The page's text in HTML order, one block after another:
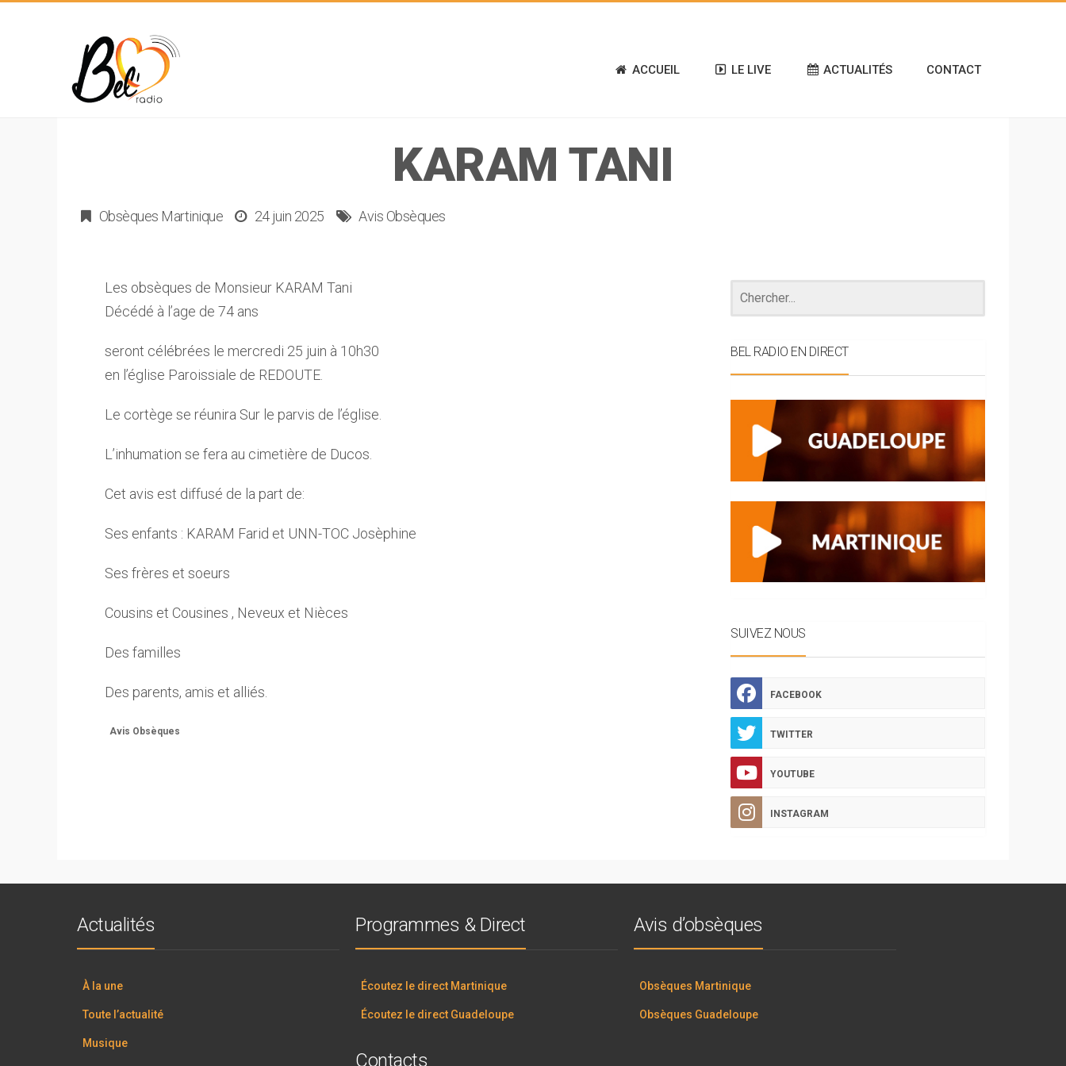
ACCUEIL LE LIVE ACTUALITÉS CONTACT
KARAM TANI
Obsèques Martinique 24 juin 2025 Avis Obsèques
Les obsèques de Monsieur KARAM Tani
Décédé à l’age de 74 ans
seront célébrées le mercredi 25 juin à 10h30
en l’église Paroissiale de REDOUTE.
Le cortège se réunira Sur le parvis de l’église.
L’inhumation se fera au cimetière de Ducos.
Cet avis est diffusé de la part de:
Ses enfants : KARAM Farid et UNN-TOC Josèphine
Ses frères et soeurs
Cousins et Cousines , Neveux et Nièces
Des familles
Des parents, amis et alliés.
Avis Obsèques
BEL RADIO EN DIRECT
SUIVEZ NOUS
FACEBOOK
TWITTER
YOUTUBE
INSTAGRAM
Actualités
À la une
Toute l’actualité
Musique
Programmes & Direct
Écoutez le direct Martinique
Écoutez le direct Guadeloupe
Avis d’obsèques
Obsèques Martinique
Obsèques Guadeloupe
Contacts